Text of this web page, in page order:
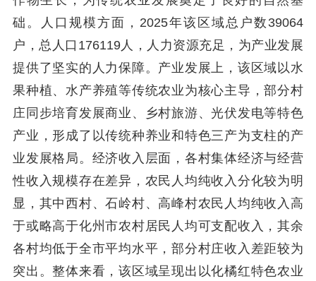
础。人口规模方面，2025年该区域总户数39064
户，总人口176119人，人力资源充足，为产业发展
提供了坚实的人力保障。产业发展上，该区域以水
果种植、水产养殖等传统农业为核心主导，部分村
庄同步培育发展商业、乡村旅游、光伏发电等特色
产业，形成了以传统种养业和特色三产为支柱的产
业发展格局。经济收入层面，各村集体经济与经营
性收入规模存在差异，农民人均纯收入分化较为明
显，其中西村、石岭村、高峰村农民人均纯收入高
于或略高于化州市农村居民人均可支配收入，其余
各村均低于全市平均水平，部分村庄收入差距较为
突出。整体来看，该区域呈现出以化橘红特色农业